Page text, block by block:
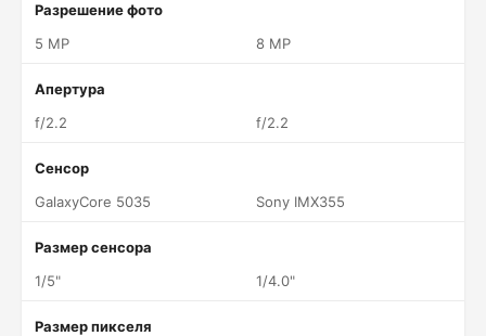
Разрешение фото
5 MP
8 MP
Апертура
f/2.2
f/2.2
Сенсор
GalaxyCore 5035
Sony IMX355
Размер сенсора
1/5"
1/4.0"
Размер пикселя